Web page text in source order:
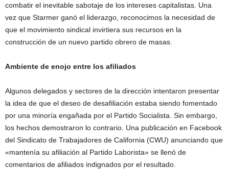
combatir el inevitable sabotaje de los intereses capitalistas. Una
vez que Starmer ganó el liderazgo, reconocimos la necesidad de
que el movimiento sindical invirtiera sus recursos en la
construcción de un nuevo partido obrero de masas.
Ambiente de enojo entre los afiliados
Algunos delegados y sectores de la dirección intentaron presentar
la idea de que el deseo de desafiliación estaba siendo fomentado
por una minoría engañada por el Partido Socialista. Sin embargo,
los hechos demostraron lo contrario. Una publicación en Facebook
del Sindicato de Trabajadores de California (CWU) anunciando que
«mantenía su afiliación al Partido Laborista» se llenó de
comentarios de afiliados indignados por el resultado.